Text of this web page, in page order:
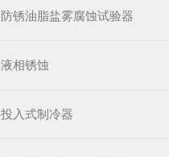
防锈油脂盐雾腐蚀试验器
液相锈蚀
投入式制冷器